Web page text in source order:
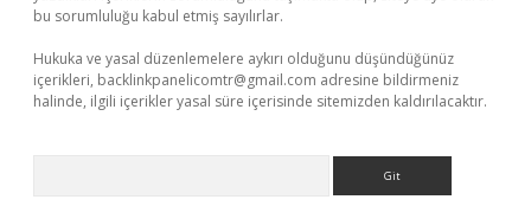
bu sorumluluğu kabul etmiş sayılırlar.
Hukuka ve yasal düzenlemelere aykırı olduğunu düşündüğünüz
içerikleri, backlinkpanelicomtr@gmail.com adresine bildirmeniz
halinde, ilgili içerikler yasal süre içerisinde sitemizden kaldırılacaktır.